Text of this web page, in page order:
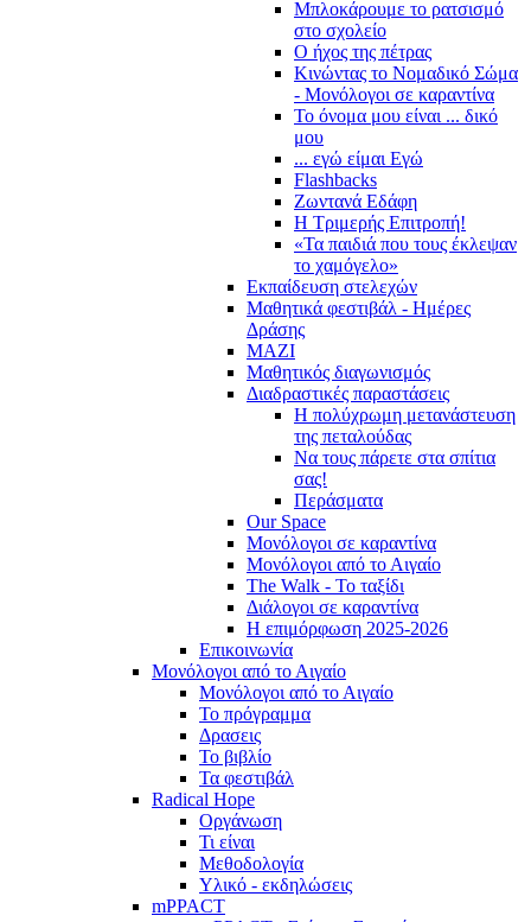
Μπλοκάρουμε το ρατσισμό
στο σχολείο
Ο ήχος της πέτρας
Κινώντας το Νομαδικό Σώμα
- Μονόλογοι σε καραντίνα
Το όνομα μου είναι ... δικό
μου
... εγώ είμαι Εγώ
Flashbacks
Ζωντανά Εδάφη
Η Τριμερής Επιτροπή!
«Τα παιδιά που τους έκλεψαν
το χαμόγελο»
Εκπαίδευση στελεχών
Μαθητικά φεστιβάλ - Ημέρες
Δράσης
ΜΑΖΙ
Μαθητικός διαγωνισμός
Διαδραστικές παραστάσεις
Η πολύχρωμη μετανάστευση
της πεταλούδας
Να τους πάρετε στα σπίτια
σας!
Περάσματα
Our Space
Μονόλογοι σε καραντίνα
Μονόλογοι από το Αιγαίο
The Walk - Το ταξίδι
Διάλογοι σε καραντίνα
Η επιμόρφωση 2025-2026
Επικοινωνία
Μονόλογοι από το Αιγαίο
Μονόλογοι από το Αιγαίο
Το πρόγραμμα
Δρασεις
Το βιβλίο
Τα φεστιβάλ
Radical Hope
Οργάνωση
Τι είναι
Μεθοδολογία
Υλικό - εκδηλώσεις
mPPACT